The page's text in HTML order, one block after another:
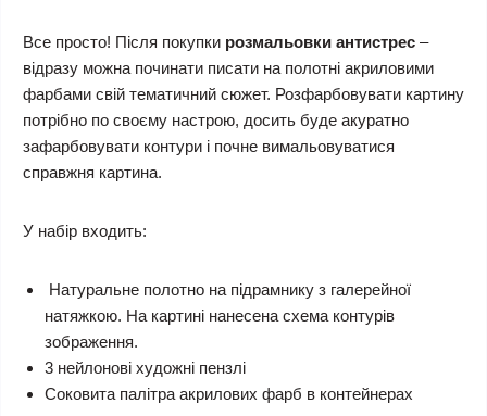
Все просто! Після покупки розмальовки антистрес –
відразу можна починати писати на полотні акриловими
фарбами свій тематичний сюжет. Розфарбовувати картину
потрібно по своєму настрою, досить буде акуратно
зафарбовувати контури і почне вимальовуватися
справжня картина.
У набір входить:
Натуральне полотно на підрамнику з галерейної
натяжкою. На картині нанесена схема контурів
зображення.
3 нейлонові художні пензлі
Соковита палітра акрилових фарб в контейнерах